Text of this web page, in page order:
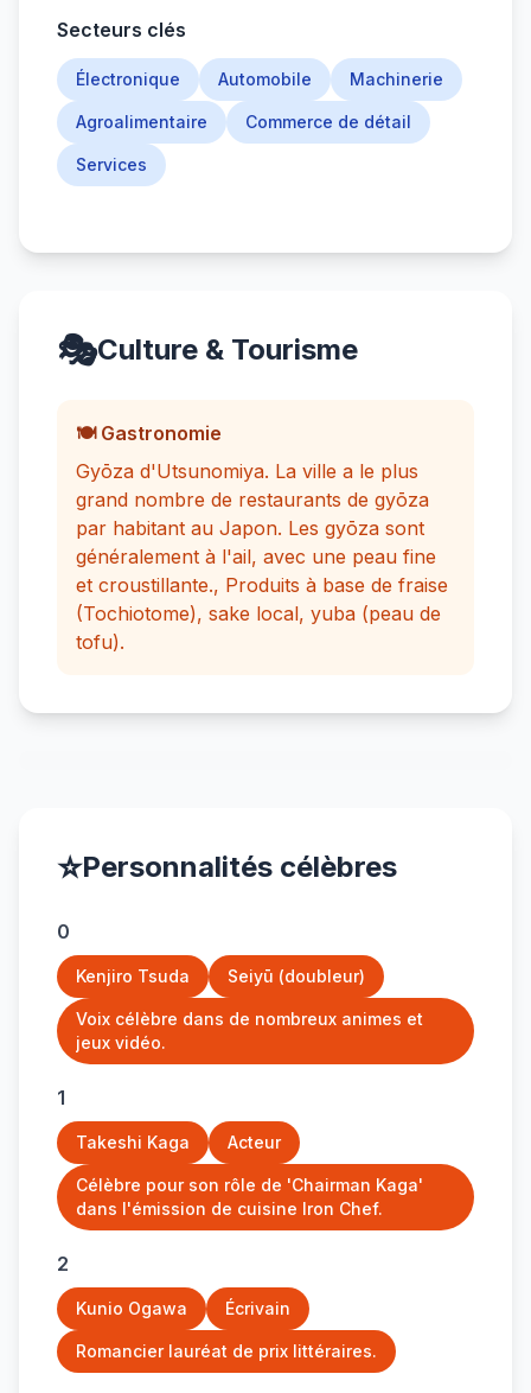
Secteurs clés
Électronique Automobile Machinerie
Agroalimentaire Commerce de détail
Services
🎭Culture & Tourisme
🍽️ Gastronomie
Gyōza d'Utsunomiya. La ville a le plus
grand nombre de restaurants de gyōza
par habitant au Japon. Les gyōza sont
généralement à l'ail, avec une peau fine
et croustillante., Produits à base de fraise
(Tochiotome), sake local, yuba (peau de
tofu).
⭐Personnalités célèbres
0
Kenjiro Tsuda Seiyū (doubleur)
Voix célèbre dans de nombreux animes et
jeux vidéo.
1
Takeshi Kaga Acteur
Célèbre pour son rôle de 'Chairman Kaga'
dans l'émission de cuisine Iron Chef.
2
Kunio Ogawa Écrivain
Romancier lauréat de prix littéraires.